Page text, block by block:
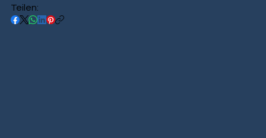
Teilen: